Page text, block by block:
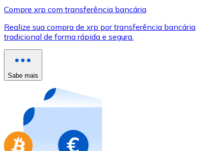
Comprar com transferência bancária
Cartão de crédito / débito
Comprar com cartão
Loja - Cartões-presente
Compre cartões-presente das suas marcas favoritas
Ir para a loja de cartões-presente
Compre xrp com transferência bancária
Realize sua compra de xrp por transferência bancária
tradicional de forma rápida e segura.
Sabe mais